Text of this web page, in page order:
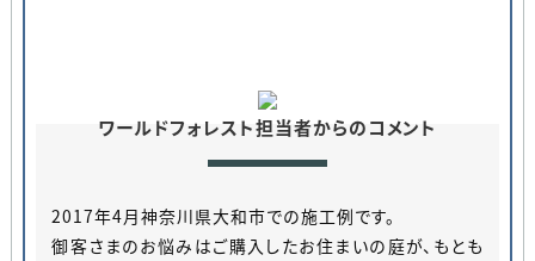
ワールドフォレスト担当者からのコメント
2017年4月神奈川県大和市での施工例です。
御客さまのお悩みはご購入したお住まいの庭が、もとも